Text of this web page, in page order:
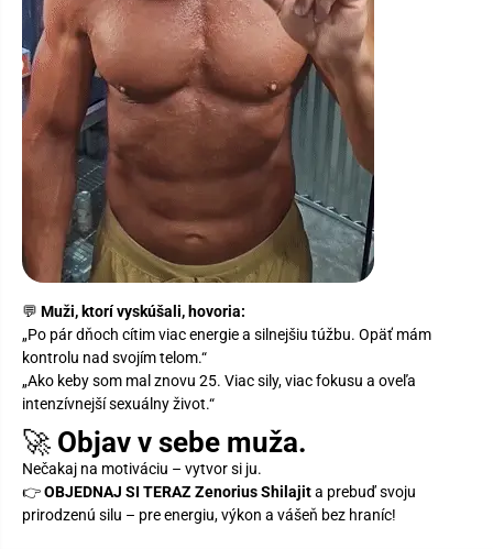
💬 Muži, ktorí vyskúšali, hovoria:
„Po pár dňoch cítim viac energie a silnejšiu túžbu. Opäť mám
kontrolu nad svojím telom.“
„Ako keby som mal znovu 25. Viac sily, viac fokusu a oveľa
intenzívnejší sexuálny život.“
🚀 Objav v sebe muža.
Nečakaj na motiváciu – vytvor si ju.
👉OBJEDNAJ SI TERAZ Zenorius Shilajita prebuď svoju
prirodzenú silu – pre energiu, výkon a vášeň bez hraníc!